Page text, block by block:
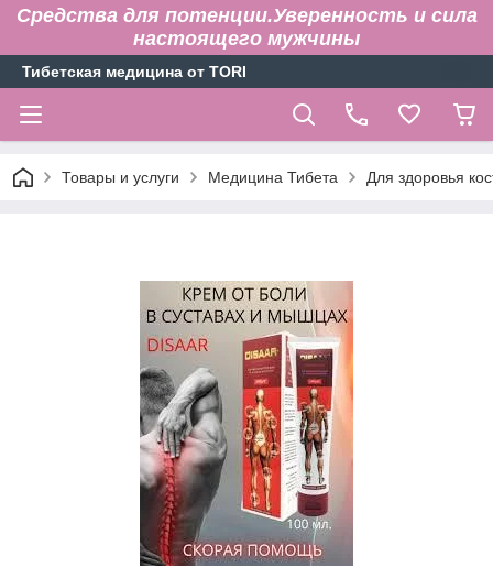
Средства для потенции.Уверенность и сила
настоящего мужчины
Тибетская медицина от TORI
Товары и услуги Медицина Тибета Для здоровья